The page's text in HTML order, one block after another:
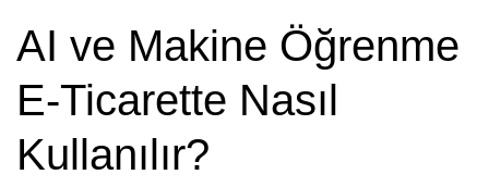
AI ve Makine Öğrenme
E-Ticarette Nasıl
Kullanılır?